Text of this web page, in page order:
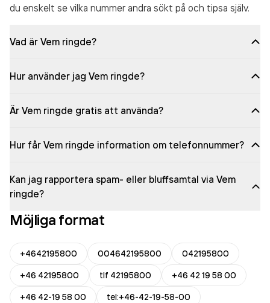
du enskelt se vilka nummer andra sökt på och tipsa själv.
Vad är Vem ringde?
Hur använder jag Vem ringde?
Är Vem ringde gratis att använda?
Hur får Vem ringde information om telefonnummer?
Kan jag rapportera spam- eller bluffsamtal via Vem
ringde?
Möjliga format
+4642195800 004642195800
042195800
+46 42195800
tlf 42195800
+46 42 19 58 00
+46 42-19 58 00
tel:+46-42-19-58-00